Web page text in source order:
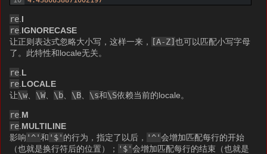
re I
re IGNORECASE
让正则表达式忽略大小写，这样一来， [A-Z]也可以匹配小写字母
了。此特性和locale无关。
re L
re LOCALE
让\w、 \W、 \b \B \s和\S依赖当前的locale。
re M
re MULTILINE
影响 '^'和 '$' 的行为，指定了以后， '^'会增加匹配每行的开始
（也就是换行符后的位置）； '$'会增加匹配每行的结束（也就是